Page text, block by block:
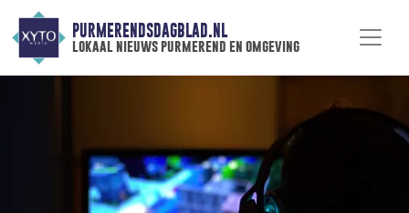
PURMERENDSDAGBLAD.NL
lokaal nieuws purmerend en omgeving